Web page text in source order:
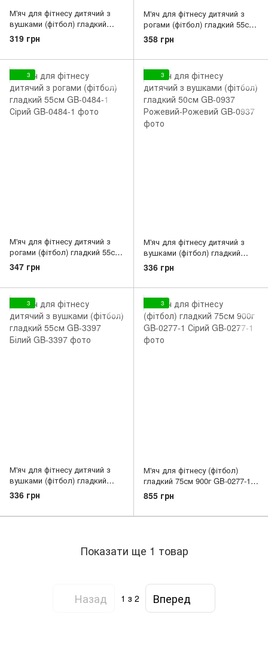
М'яч для фітнесу дитячий з
вушками (фітбол) гладкий
40см GB-0936 Жовтий
319 грн
М'яч для фітнесу дитячий з
рогами (фітбол) гладкий 55см
GB-0484-2
358 грн
3
М'яч для фітнесу дитячий з
рогами (фітбол) гладкий 55см
GB-0484-1 Сірий
347 грн
3
М'яч для фітнесу дитячий з
вушками (фітбол) гладкий
50см GB-0937 Рожевий-
Рожевий
336 грн
3
М'яч для фітнесу дитячий з
вушками (фітбол) гладкий
55см GB-3397 Білий
336 грн
3
М'яч для фітнесу (фітбол)
гладкий 75см 900г GB-0277-1
Сірий
855 грн
Показати ще 1 товар
Назад 1 з 2 Вперед